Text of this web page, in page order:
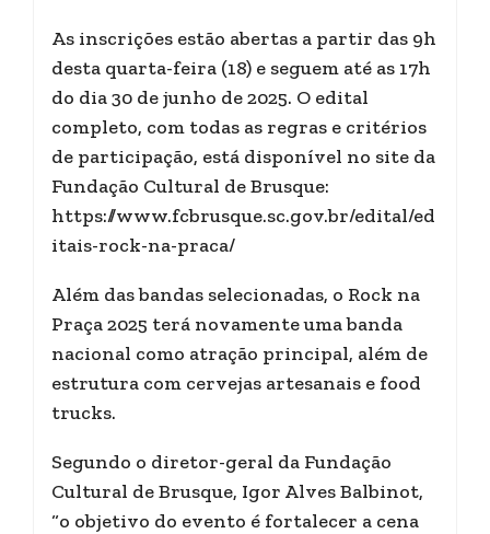
As inscrições estão abertas a partir das 9h
desta quarta-feira (18) e seguem até as 17h
do dia 30 de junho de 2025. O edital
completo, com todas as regras e critérios
de participação, está disponível no site da
Fundação Cultural de Brusque:
https://www.fcbrusque.sc.gov.br/edital/ed
itais-rock-na-praca/
Além das bandas selecionadas, o Rock na
Praça 2025 terá novamente uma banda
nacional como atração principal, além de
estrutura com cervejas artesanais e food
trucks.
Segundo o diretor-geral da Fundação
Cultural de Brusque, Igor Alves Balbinot,
“o objetivo do evento é fortalecer a cena